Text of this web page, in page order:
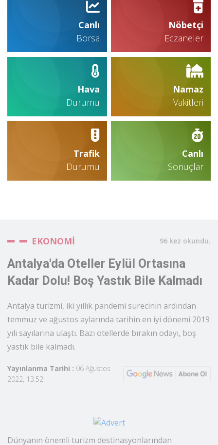
Canlı
Borsa
Nöbetçi
Eczaneler
Hava
Durumu
Namaz
Vakitleri
Trafik
Durumu
Canlı
Sonuçlar
EKONOMİ 96 kez okundu.
Antalya'da Oteller Eylül Ortasına
Kadar Dolu! Boş Yastık Bile Kalmadı
Antalya turizmi, iki yıllık pandemi sürecinin ardından
temmuz ve ağustos aylarında tarihin en iyi dönemi 2019
yılı sayılarına ulaştı. Bazı otellerde bırakın odayı, boş
yastık bile kalmadı.
Yayınlanma Tarihi : 06 Ağustos
2022, 13:52